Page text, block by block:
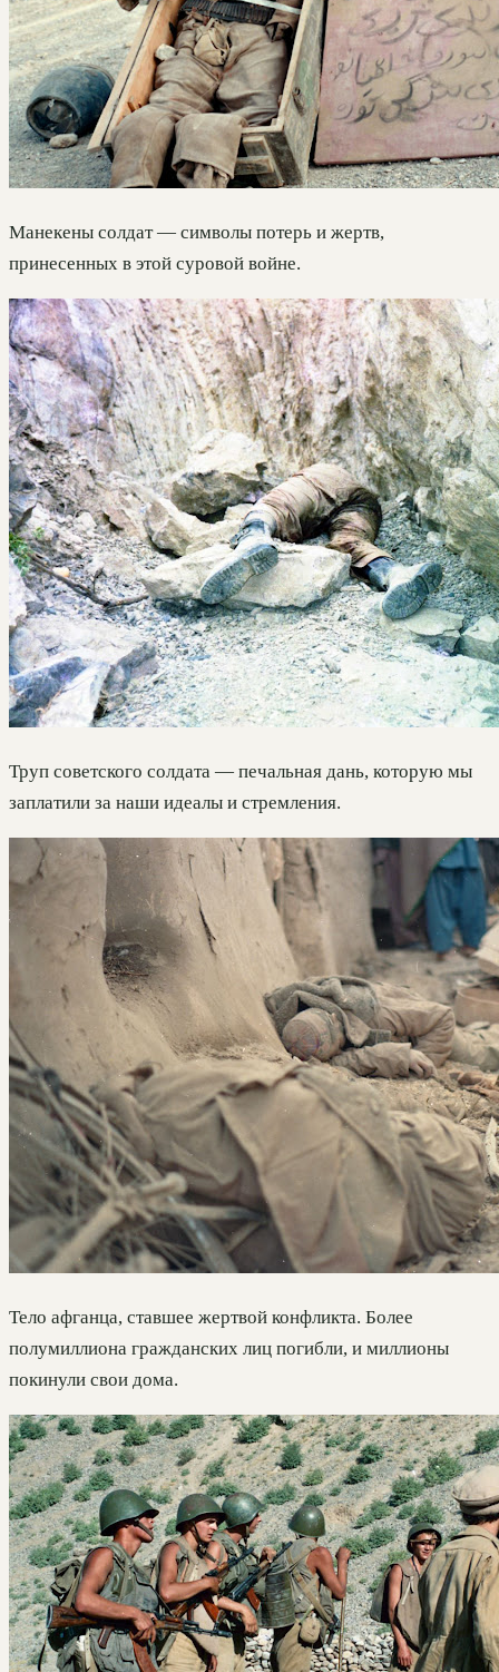
Манекены солдат — символы потерь и жертв,
принесенных в этой суровой войне.
Труп советского солдата — печальная дань, которую мы
заплатили за наши идеалы и стремления.
Тело афганца, ставшее жертвой конфликта. Более
полумиллиона гражданских лиц погибли, и миллионы
покинули свои дома.